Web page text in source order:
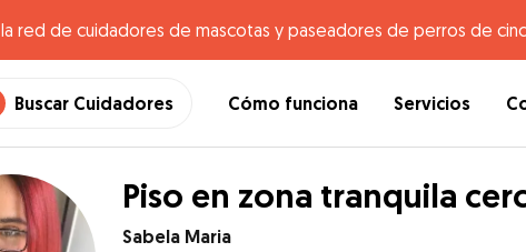
la red de cuidadores de mascotas y paseadores de perros de
Buscar Cuidadores Cómo funciona Servicios
Piso en zona tranquila
Sabela Maria